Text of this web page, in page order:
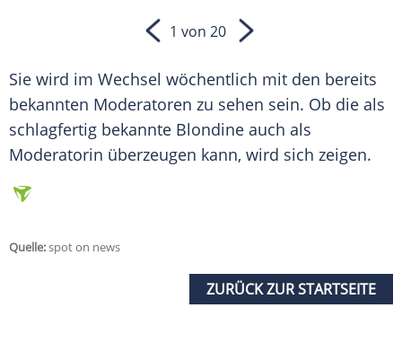
1 von 20
Sie wird im Wechsel wöchentlich mit den bereits
bekannten Moderatoren zu sehen sein. Ob die als
schlagfertig bekannte Blondine auch als
Moderatorin überzeugen kann, wird sich zeigen.
Quelle:spot on news
ZURÜCK ZUR STARTSEITE